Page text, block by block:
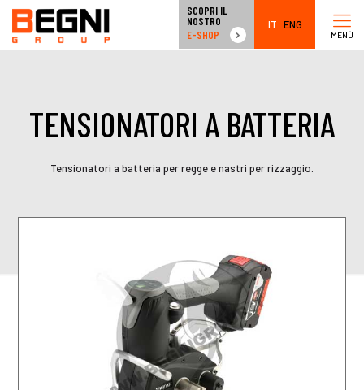
MENÙ
SCOPRI IL
NOSTRO
E-SHOP
IT ENG
TENSIONATORI A BATTERIA
Tensionatori a batteria per regge e nastri per rizzaggio.